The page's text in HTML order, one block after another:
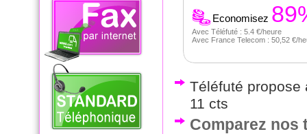
Economisez
Avec Téléfuté : 5.4 €/heure
Avec France Telecom : 50,52 €/
Téléfuté propose
11 cts
Comparez nos